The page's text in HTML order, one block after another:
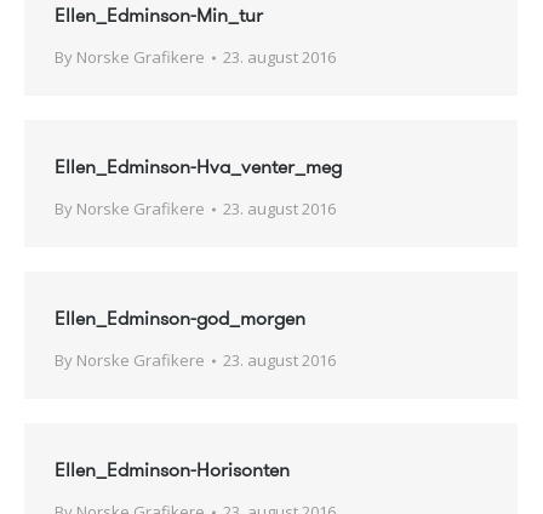
Ellen_Edminson-Min_tur
By Norske Grafikere 23. august 2016
Ellen_Edminson-Hva_venter_meg
By Norske Grafikere 23. august 2016
Ellen_Edminson-god_morgen
By Norske Grafikere 23. august 2016
Ellen_Edminson-Horisonten